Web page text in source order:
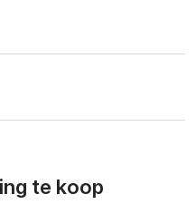
te koop